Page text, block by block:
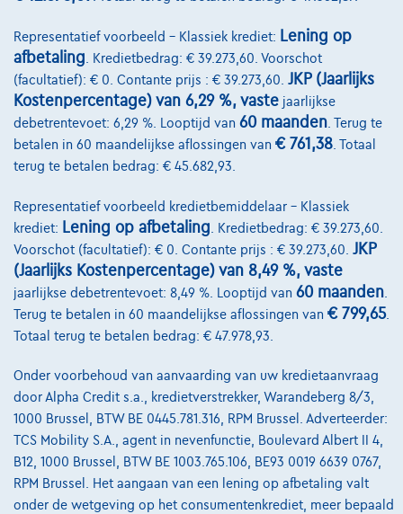
Porsche Cayenne
07/2019
79.165 km Benzine Automaat 404 kW ( 549 PK )
€88.870 1
Vanaf€1.762,13/maand
Ontdek het volledige cijfervoorbeeld
2390 Westmalle, Auto Elektro Peeters
Vergelijk
Bekijk wagen
Representatief voorbeeld – Klassiek krediet: Lening op
afbetaling . Kredietbedrag: € 39.273,60. Voorschot
(facultatief): € 0. Contante prijs : € 39.273,60. JKP (Jaarlijks
Kostenpercentage) van 6,29 %, vaste jaarlijkse
debetrentevoet: 6,29 %. Looptijd van 60 maanden . Terug te
betalen in 60 maandelijkse aflossingen van € 761,38 . Totaal
terug te betalen bedrag: € 45.682,93.
Representatief voorbeeld kredietbemiddelaar – Klassiek
krediet: Lening op afbetaling . Kredietbedrag: € 39.273,60.
Voorschot (facultatief): € 0. Contante prijs : € 39.273,60. JKP
(Jaarlijks Kostenpercentage) van 8,49 %, vaste
jaarlijkse debetrentevoet: 8,49 %. Looptijd van 60 maanden
Terug te betalen in 60 maandelijkse aflossingen van € 799,65.
Totaal terug te betalen bedrag: € 47.978,93.
Onder voorbehoud van aanvaarding van uw kredietaanvraag
door Alpha Credit s.a., kredietverstrekker, Warandeberg 8/3,
1000 Brussel, BTW BE 0445.781.316, RPM Brussel. Adverteerder:
TCS Mobility S.A., agent in nevenfunctie, Boulevard Albert II 4,
B12, 1000 Brussel, BTW BE 1003.765.106, BE93 0019 6639 0767,
RPM Brussel. Het aangaan van een lening op afbetaling valt
onder de wetgeving op het consumentenkrediet, meer bepaald